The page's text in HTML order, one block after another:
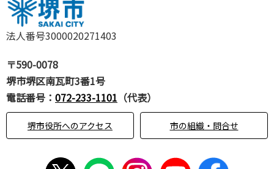
法人番号3000020271403
〒590-0078
堺市堺区南瓦町3番1号
電話番号： 072-233-1101 （代表）
堺市役所へのアクセス 市の組織・問合せ